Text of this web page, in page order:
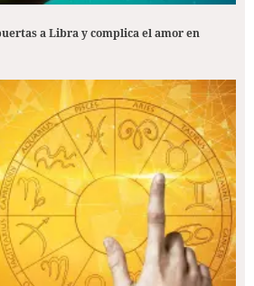
a Libra y complica el amor en